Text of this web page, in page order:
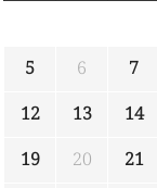
5
6 7
12
13 14
19
20 21